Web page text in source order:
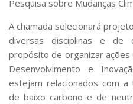
Pesquisa sobre Mudanças
A chamada selecionará
diversas disciplinas e de
propósito de organizar
Desenvolvimento e
estejam relacionados com a
de baixo carbono e de